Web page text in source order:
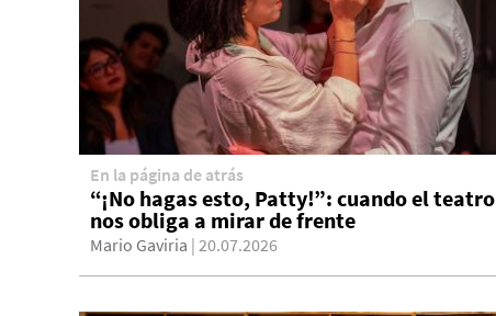
En la página de atrás
“¡No hagas esto, Patty!”: cuando el teatro
nos obliga a mirar de frente
Mario Gaviria | 20.07.2026